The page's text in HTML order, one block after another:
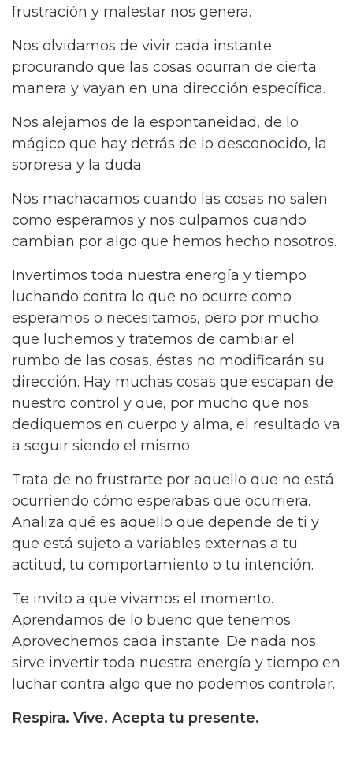
frustración y malestar nos genera.
Nos olvidamos de vivir cada instante
procurando que las cosas ocurran de cierta
manera y vayan en una dirección específica.
Nos alejamos de la espontaneidad, de lo
mágico que hay detrás de lo desconocido, la
sorpresa y la duda.
Nos machacamos cuando las cosas no salen
como esperamos y nos culpamos cuando
cambian por algo que hemos hecho nosotros.
Invertimos toda nuestra energía y tiempo
luchando contra lo que no ocurre como
esperamos o necesitamos, pero por mucho
que luchemos y tratemos de cambiar el
rumbo de las cosas, éstas no modificarán su
dirección. Hay muchas cosas que escapan de
nuestro control y que, por mucho que nos
dediquemos en cuerpo y alma, el resultado va
a seguir siendo el mismo.
Trata de no frustrarte por aquello que no está
ocurriendo cómo esperabas que ocurriera.
Analiza qué es aquello que depende de ti y
que está sujeto a variables externas a tu
actitud, tu comportamiento o tu intención.
Te invito a que vivamos el momento.
Aprendamos de lo bueno que tenemos.
Aprovechemos cada instante. De nada nos
sirve invertir toda nuestra energía y tiempo en
luchar contra algo que no podemos controlar.
Respira. Vive. Acepta tu presente.